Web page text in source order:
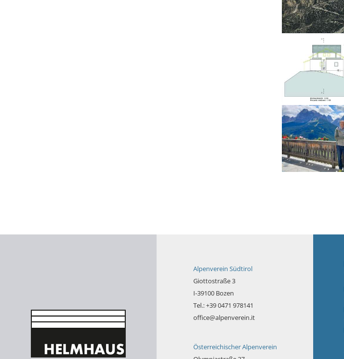
Alpenverein Südtirol
Giottostraße 3
I-39100 Bozen
Tel.: +39 0471 978141
office@alpenverein.it
Österreichischer Alpenverein